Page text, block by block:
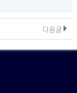
다음글